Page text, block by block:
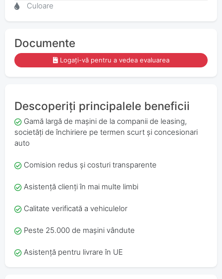
Culoare
Documente
Logați-vă pentru a vedea evaluarea
Descoperiți principalele beneficii
Gamă largă de mașini de la companii de leasing,
societăți de închiriere pe termen scurt și concesionari
auto
Comision redus și costuri transparente
Asistență clienți în mai multe limbi
Calitate verificată a vehiculelor
Peste 25.000 de mașini vândute
Asistență pentru livrare în UE